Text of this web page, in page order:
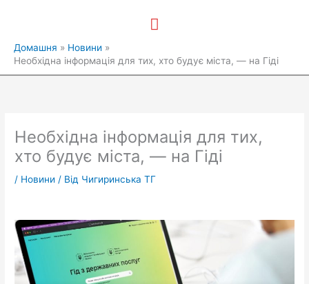
Головне
Домашня
Новини
Необхідна інформація для тих, хто будує міста, — на Гіді
Необхідна інформація для тих,
хто будує міста, — на Гіді
/ Новини / Від Чигиринська ТГ